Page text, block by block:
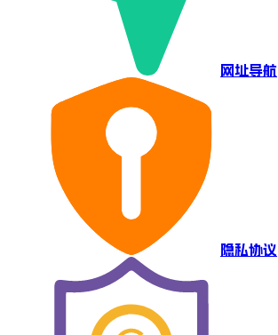
网址导航
隐私协议